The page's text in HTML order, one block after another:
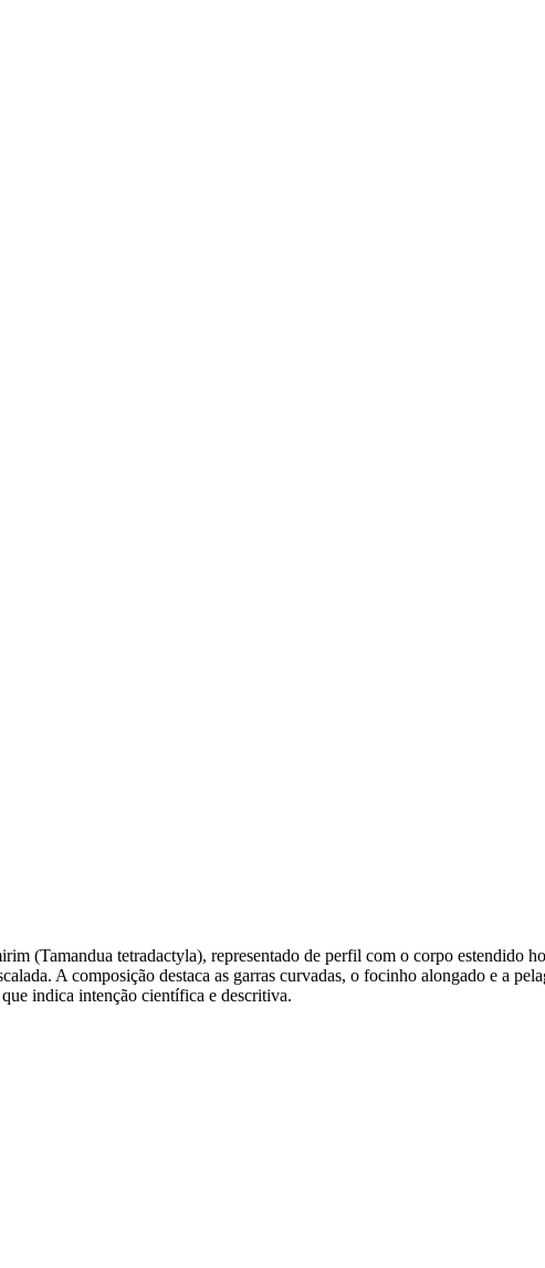
(Tamandua tetradactyla), representado de perfil com o corpo estendido
A composição destaca as garras curvadas, o focinho alongado e a
indica intenção científica e descritiva.